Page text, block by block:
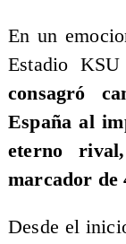
​En un
Estadio
consagró
España al
eterno
marcador de
Desde el